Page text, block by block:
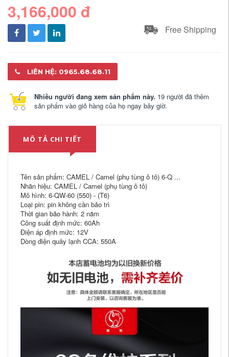
3,166,000 đ
Free Shipping
LIÊN HỆ: 0965.68.68.11
Nhiều người đang xem sản phẩm này. 19 người đã thêm
sản phẩm vào giỏ hàng của họ ngay bây giờ.
MÔ TẢ CHI TIẾT
Tên sản phẩm: CAMEL / Camel (phụ tùng ô tô) 6-Q ...
Nhãn hiệu: CAMEL / Camel (phụ tùng ô tô)
Mô hình: 6-QW-60 (550) - (T6)
Loại pin: pin không cần bảo trì
Thời gian bảo hành: 2 năm
Công suất định mức: 60Ah
Điện áp định mức: 12V
Dòng điện quây lạnh CCA: 550A